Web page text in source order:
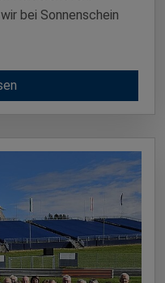
bei Sonnenschein